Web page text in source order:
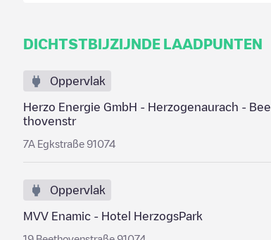
DICHTSTBIJZIJNDE LAADPUNTEN
Oppervlak
Herzo Energie GmbH - Herzogenaurach - Bee
thovenstr
7A Egkstraße 91074
Oppervlak
MVV Enamic - Hotel HerzogsPark